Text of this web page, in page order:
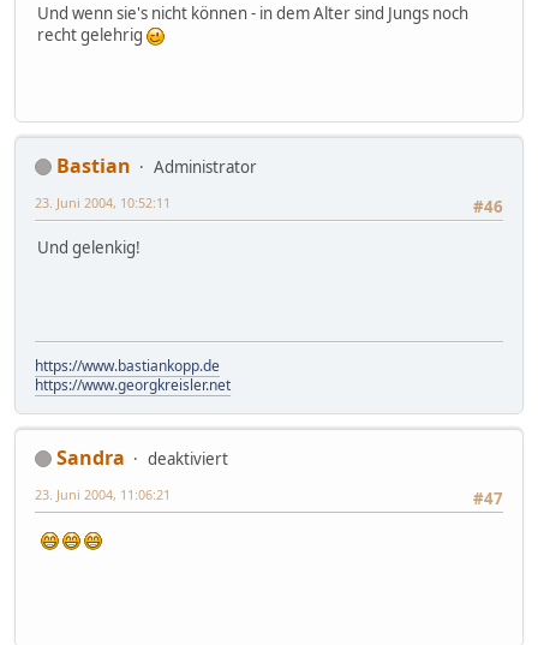
Und wenn sie's nicht können - in dem Alter sind Jungs noch
recht gelehrig
Bastian
Administrator
#46
23. Juni 2004, 10:52:11
Und gelenkig!
https://www.bastiankopp.de
https://www.georgkreisler.net
Sandra
deaktiviert
#47
23. Juni 2004, 11:06:21